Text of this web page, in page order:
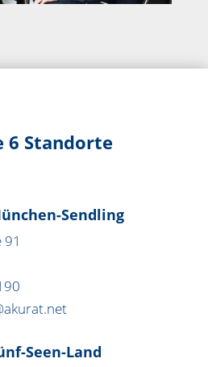
6 Standorte
Sendling
Seen-Land